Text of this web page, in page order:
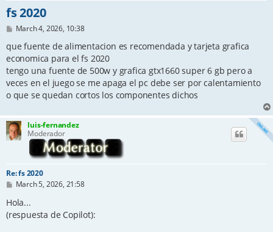
fs 2020
P
s
March 4, 2026, 10:38
que fuente de alimentacion es recomendada y tarjeta grafica
economica para el fs 2020
tengo una fuente de 500w y grafica gtx1660 super 6 gb pero a
veces en el juego se me apaga el pc debe ser por calentamiento
o que se quedan cortos los componentes dichos
luis-fernandez
Moderador
Re: fs 2020
P
s
t
March 5, 2026, 21:58
Hola...
(respuesta de Copilot):